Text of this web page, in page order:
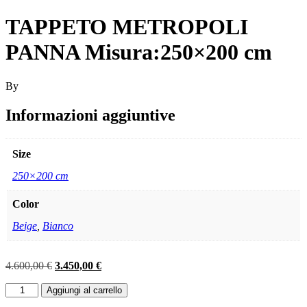
TAPPETO METROPOLI
PANNA Misura:250×200 cm
By
Informazioni aggiuntive
Size
250×200 cm
Color
Beige Bianco
4.600,00€ Il
originale
3.450,00 €Il
attuale
TAPPETO
METROPOLI
Aggiungi al carrello